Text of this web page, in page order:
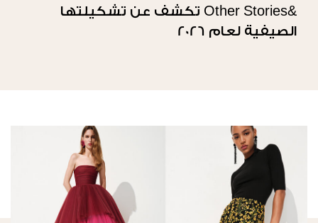
&Other Stories تكشف عن تشكيلتها
الصيفية لعام 2026